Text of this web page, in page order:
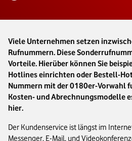
Viele Unternehmen setzen
Rufnummern. Diese
Vorteile. Hierüber können Sie
Hotlines einrichten oder Bestell-
Nummern mit der 0180er-Vorwahl
Kosten- und Abrechnungsmodelle
hier.
Der Kundenservice ist längst im
Messenger, E-Mail, und